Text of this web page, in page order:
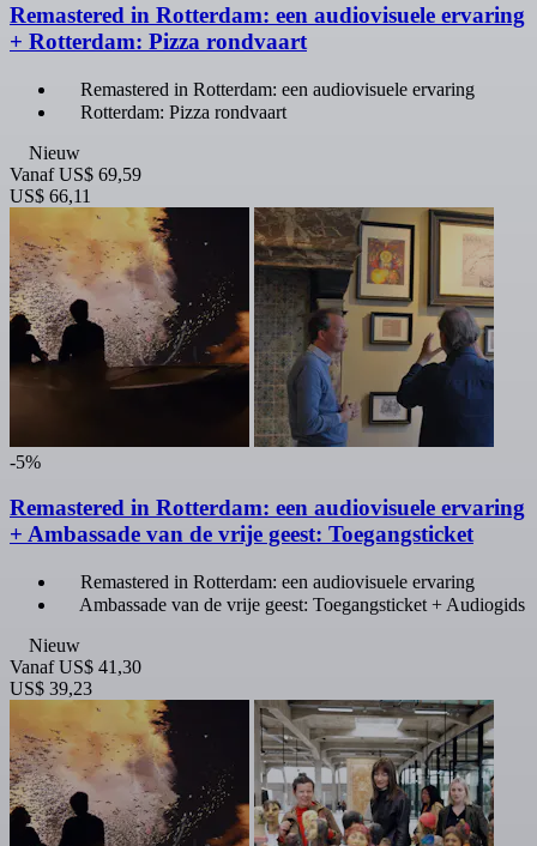
Remastered in Rotterdam: een audiovisuele ervaring
+ Rotterdam: Pizza rondvaart
Remastered in Rotterdam: een audiovisuele ervaring
Rotterdam: Pizza rondvaart
Nieuw
Vanaf US$ 69,59
US$ 66,11
-5%
Remastered in Rotterdam: een audiovisuele ervaring
+ Ambassade van de vrije geest: Toegangsticket
Remastered in Rotterdam: een audiovisuele ervaring
Ambassade van de vrije geest: Toegangsticket + Audiogids
Nieuw
Vanaf US$ 41,30
US$ 39,23